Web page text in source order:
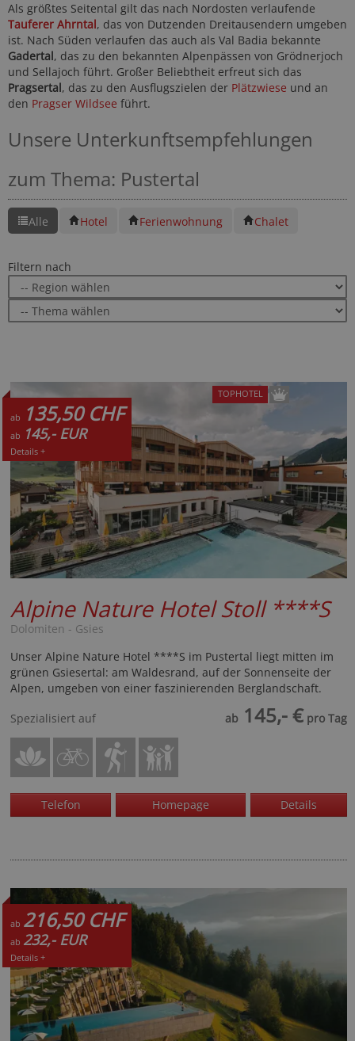
Als größtes Seitental gilt das nach Nordosten verlaufende
Tauferer Ahrntal, das von Dutzenden Dreitausendern umgeben
ist. Nach Süden verlaufen das auch als Val Badia bekannte
Gadertal, das zu den bekannten Alpenpässen von Grödnerjoch
und Sellajoch führt. Großer Beliebtheit erfreut sich das
Pragsertal, das zu den Ausflugszielen der Plätzwiese und an
den Pragser Wildsee führt.
Unsere Unterkunftsempfehlungen
zum Thema: Pustertal
Alle Hotel Ferienwohnung Chalet
Filtern nach
ab 135,50 CHF
ab 145,- EUR
Details +
TOPHOTEL
Alpine Nature Hotel Stoll ****S
Dolomiten - Gsies
Unser Alpine Nature Hotel ****S im Pustertal liegt mitten im
grünen Gsiesertal: am Waldesrand, auf der Sonnenseite der
Alpen, umgeben von einer faszinierenden Berglandschaft.
Spezialisiert auf
ab 145,- € pro Tag
Telefon Homepage Details
ab 216,50 CHF
ab 232,- EUR
Details +